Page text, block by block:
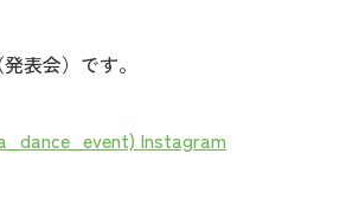
表会）です。
Instagram